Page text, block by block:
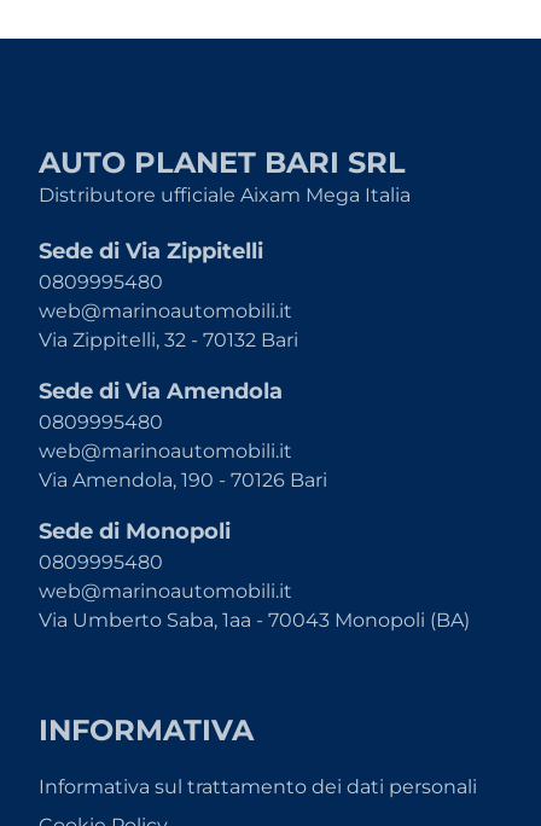
AUTO PLANET BARI SRL
Distributore ufficiale Aixam Mega Italia
Sede di Via Zippitelli
0809995480
web@marinoautomobili.it
Via Zippitelli, 32 - 70132 Bari
Sede di Via Amendola
0809995480
web@marinoautomobili.it
Via Amendola, 190 - 70126 Bari
Sede di Monopoli
0809995480
web@marinoautomobili.it
Via Umberto Saba, 1aa - 70043 Monopoli (BA)
INFORMATIVA
Informativa sul trattamento dei dati personali